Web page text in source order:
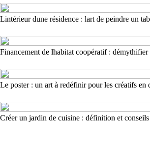
Lintérieur dune résidence : lart de peindre un
Financement de lhabitat coopératif : démythifier
Le poster : un art à redéfinir pour les créatifs en
Créer un jardin de cuisine : définition et